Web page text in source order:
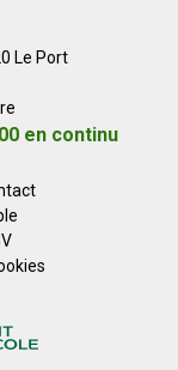
Le Port
en continu